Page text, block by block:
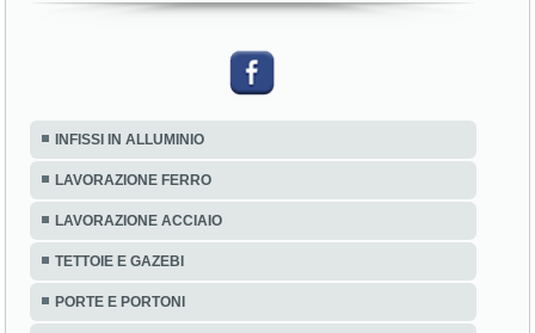
INFISSI IN ALLUMINIO
LAVORAZIONE FERRO
LAVORAZIONE ACCIAIO
TETTOIE E GAZEBI
PORTE E PORTONI